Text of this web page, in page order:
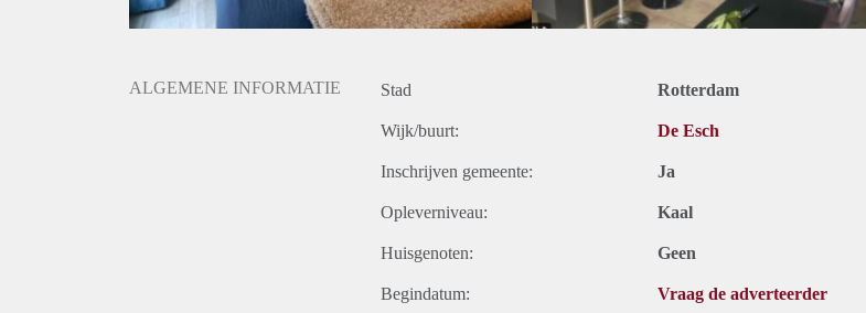
ALGEMENE INFORMATIE Stad Rotterdam
Wijk/buurt: De Esch
Inschrijven gemeente: Ja
Opleverniveau: Kaal
Huisgenoten: Geen
Begindatum: Vraag de adverteerder